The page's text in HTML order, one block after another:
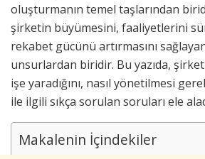
oluşturmanın temel taşlarından
şirketin büyümesini, faaliyetlerini
rekabet gücünü artırmasını
unsurlardan biridir. Bu yazıda,
işe yaradığını, nasıl yönetilmesi
ile ilgili sıkça sorulan soruları ele
Makalenin İçindekiler